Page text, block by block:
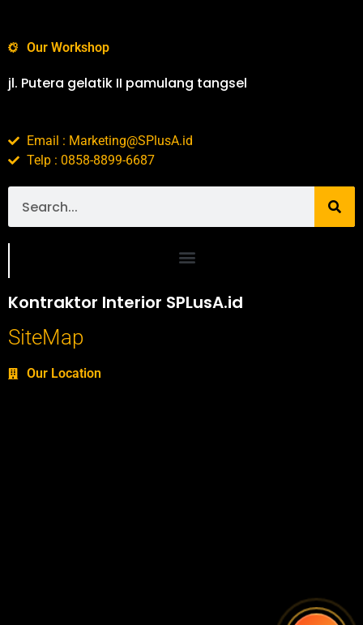
Our Workshop
jl. Putera gelatik II pamulang tangsel
Email : Marketing@SPlusA.id
Telp : 0858-8899-6687
Kontraktor Interior SPLusA.id
SiteMap
Our Location